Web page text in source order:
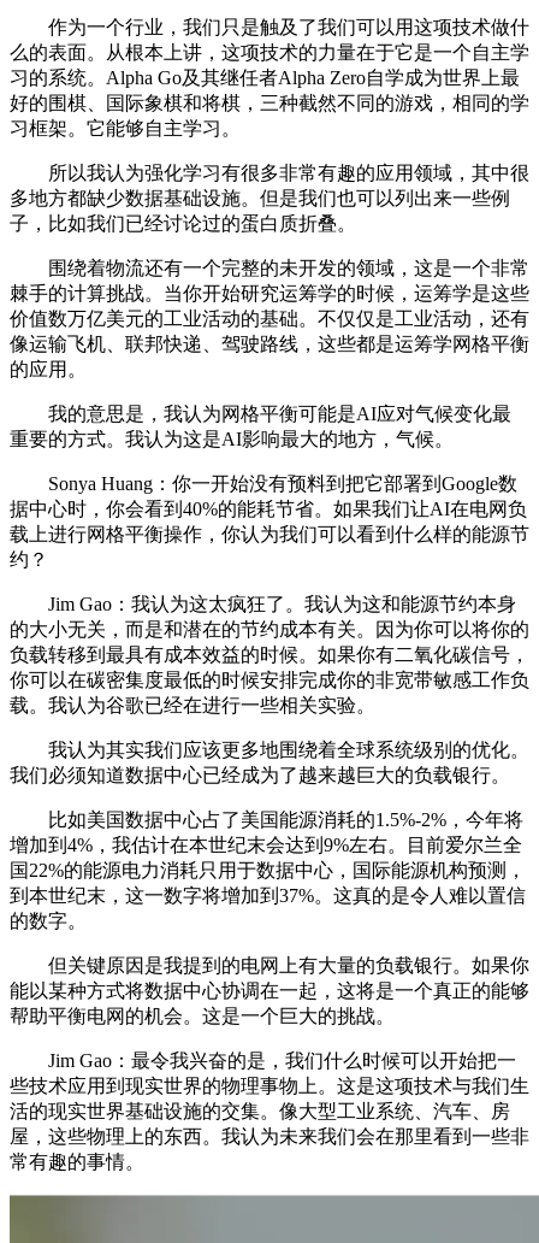
作为一个行业，我们只是触及了我们可以用这项技术做什
么的表面。从根本上讲，这项技术的力量在于它是一个自主学
习的系统。Alpha Go及其继任者Alpha Zero自学成为世界上最
好的围棋、国际象棋和将棋，三种截然不同的游戏，相同的学
习框架。它能够自主学习。
所以我认为强化学习有很多非常有趣的应用领域，其中很
多地方都缺少数据基础设施。但是我们也可以列出来一些例
子，比如我们已经讨论过的蛋白质折叠。
围绕着物流还有一个完整的未开发的领域，这是一个非常
棘手的计算挑战。当你开始研究运筹学的时候，运筹学是这些
价值数万亿美元的工业活动的基础。不仅仅是工业活动，还有
像运输飞机、联邦快递、驾驶路线，这些都是运筹学网格平衡
的应用。
我的意思是，我认为网格平衡可能是AI应对气候变化最
重要的方式。我认为这是AI影响最大的地方，气候。
Sonya Huang：你一开始没有预料到把它部署到Google数
据中心时，你会看到40%的能耗节省。如果我们让AI在电网负
载上进行网格平衡操作，你认为我们可以看到什么样的能源节
约？
Jim Gao：我认为这太疯狂了。我认为这和能源节约本身
的大小无关，而是和潜在的节约成本有关。因为你可以将你的
负载转移到最具有成本效益的时候。如果你有二氧化碳信号，
你可以在碳密集度最低的时候安排完成你的非宽带敏感工作负
载。我认为谷歌已经在进行一些相关实验。
我认为其实我们应该更多地围绕着全球系统级别的优化。
我们必须知道数据中心已经成为了越来越巨大的负载银行。
比如美国数据中心占了美国能源消耗的1.5%-2%，今年将
增加到4%，我估计在本世纪末会达到9%左右。目前爱尔兰全
国22%的能源电力消耗只用于数据中心，国际能源机构预测，
到本世纪末，这一数字将增加到37%。这真的是令人难以置信
的数字。
但关键原因是我提到的电网上有大量的负载银行。如果你
能以某种方式将数据中心协调在一起，这将是一个真正的能够
帮助平衡电网的机会。这是一个巨大的挑战。
Jim Gao：最令我兴奋的是，我们什么时候可以开始把一
些技术应用到现实世界的物理事物上。这是这项技术与我们生
活的现实世界基础设施的交集。像大型工业系统、汽车、房
屋，这些物理上的东西。我认为未来我们会在那里看到一些非
常有趣的事情。